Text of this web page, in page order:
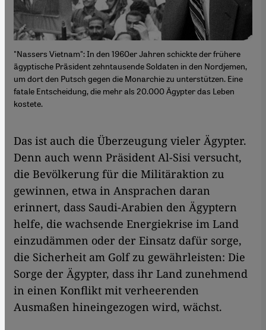
"Nassers Vietnam": In den 1960er Jahren schickte der frühere
ägyptische Präsident zehntausende Soldaten in den Nordjemen,
um dort den Putsch gegen die Monarchie zu unterstützen. Eine
fatale Entscheidung, die mehr als 20.000 Ägypter das Leben
kostete.
Das ist auch die Überzeugung vieler Ägypter.
Denn auch wenn Präsident Al-Sisi versucht,
die Bevölkerung für die Militäraktion zu
gewinnen, etwa in Ansprachen daran
erinnert, dass Saudi-Arabien den Ägyptern
helfe, die wachsende Energiekrise im Land
einzudämmen oder der Einsatz dafür sorge,
die Sicherheit am Golf zu gewährleisten: Die
Sorge der Ägypter, dass ihr Land zunehmend
in einen Konflikt mit verheerenden
Ausmaßen hineingezogen wird, wächst.